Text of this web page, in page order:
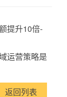
提升10倍-
运营策略是
返回列表